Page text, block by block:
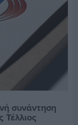
συνάντηση